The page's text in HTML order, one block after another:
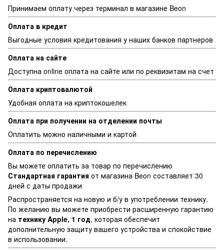
Принимаем оплату через терминал в магазине Beon
Оплата в кредит
Выгодные условия кредитования у наших банков партнеров
Оплата на сайте
Доступна online оплата на сайте или по реквизитам на счет
Оплата криптовалютой
Удобная оплата на криптокошелек
Оплата при получении на отделении почты
Оплатить можно наличными и картой
Оплата по перечислению
Вы можете оплатить за товар по перечислению
Стандартная гарантия от магазина Beon составляет 30
дней с даты продажи
Распространяется на новую и б/у в употреблении технику.
По желанию вы можете приобрести расширенную гарантию
на технику Apple, 1 год, которая обеспечит
дополнительную защиту вашего устройства и спокойствие
в использовании.